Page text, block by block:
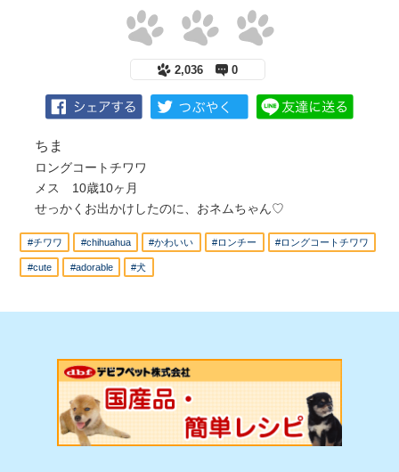
2,036 0
ちま
ロングコートチワワ
メス 10歳10ヶ月
せっかくお出かけしたのに、おネムちゃん♡
#チワワ #chihuahua #かわいい #ロンチー #ロングコートチワワ
#cute #adorable #犬